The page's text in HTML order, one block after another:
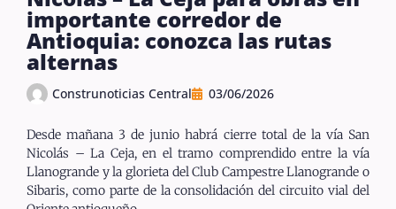
importante corredor de
Antioquia: conozca las rutas
alternas
Construnoticias Central 03/06/2026
Desde mañana 3 de junio habrá cierre total de la vía San
Nicolás – La Ceja, en el tramo comprendido entre la vía
Llanogrande y la glorieta del Club Campestre Llanogrande o
Sibaris, como parte de la consolidación del circuito vial del